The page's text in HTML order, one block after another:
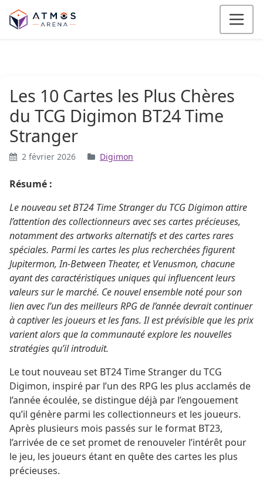
Aller au contenu
Les 10 Cartes les Plus Chères
du TCG Digimon BT24 Time
Stranger
2 février 2026 Digimon
Résumé :
Le nouveau set BT24 Time Stranger du TCG Digimon attire
l’attention des collectionneurs avec ses cartes précieuses,
notamment des artworks alternatifs et des cartes rares
spéciales. Parmi les cartes les plus recherchées figurent
Jupitermon, In-Between Theater, et Venusmon, chacune
ayant des caractéristiques uniques qui influencent leurs
valeurs sur le marché. Ce nouvel ensemble noté pour son
lien avec l’un des meilleurs RPG de l’année devrait continuer
à captiver les joueurs et les fans. Il est prévisible que les prix
varient alors que la communauté explore les nouvelles
stratégies qu’il introduit.
Le tout nouveau set BT24 Time Stranger du TCG
Digimon, inspiré par l’un des RPG les plus acclamés de
l’année écoulée, se distingue déjà par l’engouement
qu’il génère parmi les collectionneurs et les joueurs.
Après plusieurs mois passés sur le format BT23,
l’arrivée de ce set promet de renouveler l’intérêt pour
le jeu, les joueurs étant en quête des cartes les plus
précieuses.